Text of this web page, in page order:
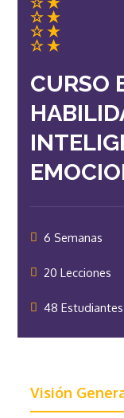
CURSO
6 Semanas
20 Lecciones
48 Estudiantes
Visión